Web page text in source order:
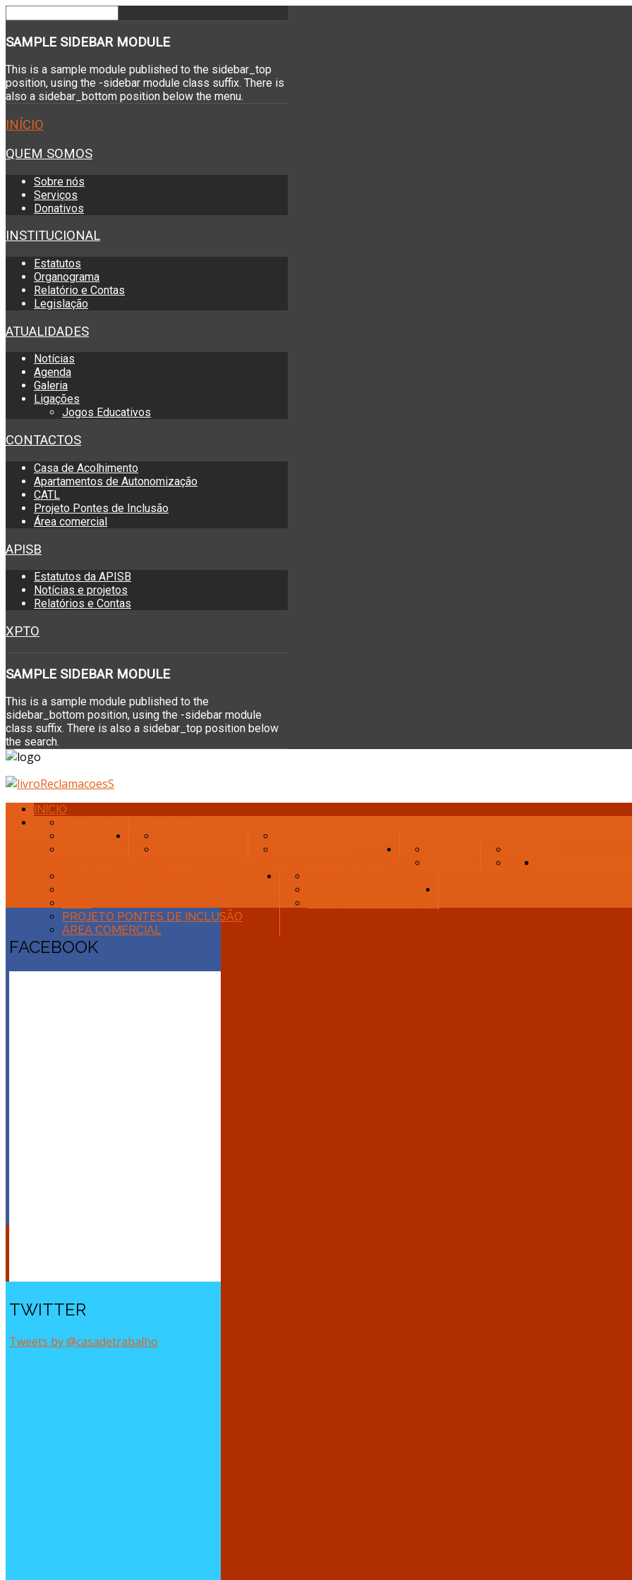
SAMPLE SIDEBAR MODULE
This is a sample module published to the sidebar_top
position, using the -sidebar module class suffix. There is
also a sidebar_bottom position below the menu.
INÍCIO
QUEM SOMOS
Sobre nós
Serviços
Donativos
INSTITUCIONAL
Estatutos
Organograma
Relatório e Contas
Legislação
ATUALIDADES
Notícias
Agenda
Galeria
Ligações
Jogos Educativos
CONTACTOS
Casa de Acolhimento
Apartamentos de Autonomização
CATL
Projeto Pontes de Inclusão
Área comercial
APISB
Estatutos da APISB
Notícias e projetos
Relatórios e Contas
XPTO
SAMPLE SIDEBAR MODULE
This is a sample module published to the
sidebar_bottom position, using the -sidebar module
class suffix. There is also a sidebar_top position below
the search.
INÍCIO
SERVIÇOS
PROJETO PONTES DE INCLUSÃO
ÁREA COMERCIAL
NOTÍCIAS E PROJETOS
FACEBOOK
TWITTER
Tweets by @casadetrabalho